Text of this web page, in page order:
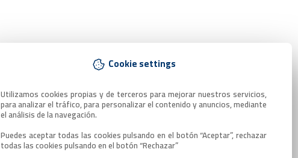
Cookie settings
Utilizamos cookies propias y de terceros para mejorar nuestros servicios,
para analizar el tráfico, para personalizar el contenido y anuncios, mediante
el análisis de la navegación.
Puedes aceptar todas las cookies pulsando en el botón “Aceptar”, rechazar
todas las cookies pulsando en el botón “Rechazar”